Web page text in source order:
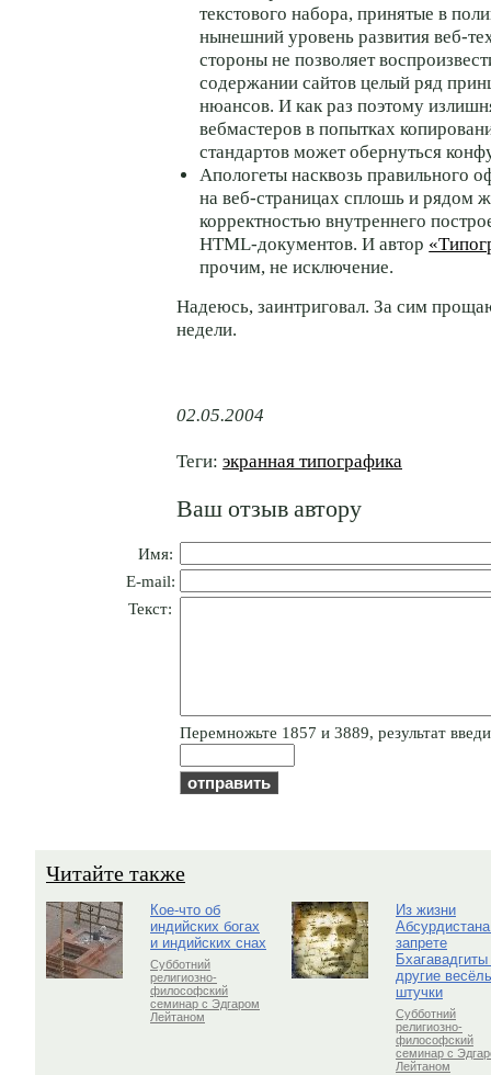
текстового набора, принятые в
нынешний уровень развитиявеб-
стороны не позволяет
содержании сайтов целый ряд
нюансов. И как раз поэтому
вебмастеров в попытках
стандартов может обернуться
Апологеты насквозь правильного
навеб-страницах сплошь и рядом
корректностью внутреннего
HTML-документов. И автор
прочим, не исключение.
Надеюсь, заинтриговал. За сим
недели.
02.05.2004
Теги: экранная типографика
Ваш отзыв автору
Имя:
E-mail:
Текст:
Пepeмнoжьтe 1857 и 3889, результат
Читайте также
Кое-что об
индийских богах
и индийских снах
Субботний
религиозно-
философский
семинар с Эдгаром
Лейтаном
Из жизни
запрете
Бхагавадгиты
другие
штучки
Субботний
религиозно-
философский
семинар с
Лейтаном